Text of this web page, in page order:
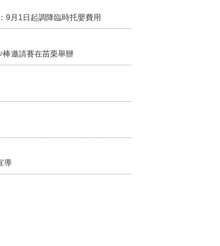
9月1日起調降臨時托嬰費用
邀請賽在苗栗舉辦
導